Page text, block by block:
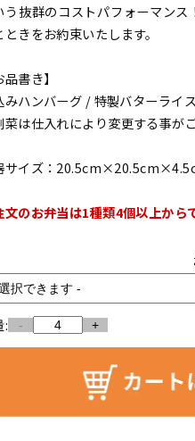
う抜群のコストパフォーマン
ときをお約束いたします。
品書き】
みハンバーグ / 特製バターライ
は仕入れにより変更する事がご
サイズ：
文のお弁当は1種類4個以上から
: - +